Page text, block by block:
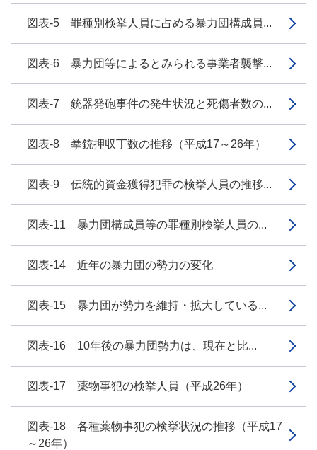
図表-5 罪種別検挙人員に占める暴力団構成員...
図表-6 暴力団等によるとみられる事業者襲撃...
図表-7 銃器発砲事件の発生状況と死傷者数の...
図表-8 拳銃押収丁数の推移（平成17～26年）
図表-9 伝統的資金獲得犯罪の検挙人員の推移...
図表-11 暴力団構成員等の罪種別検挙人員の...
図表-14 近年の暴力団の勢力の変化
図表-15 暴力団が勢力を維持・拡大している...
図表-16 10年後の暴力団勢力は、現在と比...
図表-17 薬物事犯の検挙人員（平成26年）
図表-18 各種薬物事犯の検挙状況の推移（平成17
～26年）